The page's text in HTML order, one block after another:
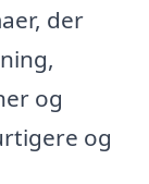
der
og
og